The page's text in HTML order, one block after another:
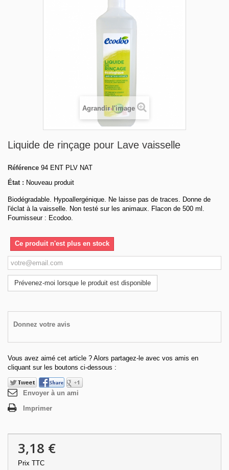
Agrandir l'image
Liquide de rinçage pour Lave vaisselle
Référence 94 ENT PLV NAT
État : Nouveau produit
Biodégradable. Hypoallergénique. Ne laisse pas de traces. Donne de
l'éclat à la vaisselle. Non testé sur les animaux. Flacon de 500 ml.
Fournisseur : Ecodoo.
Ce produit n'est plus en stock
Prévenez-moi lorsque le produit est disponible
Donnez votre avis
Vous avez aimé cet article ? Alors partagez-le avec vos amis en
cliquant sur les boutons ci-dessous :
Envoyer à un ami
Imprimer
3,18 €
Prix TTC